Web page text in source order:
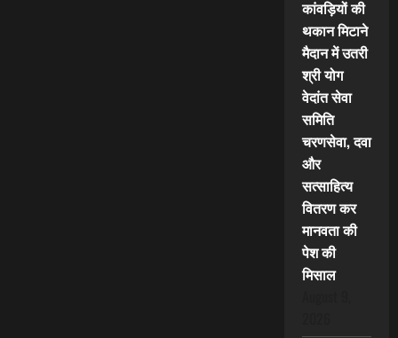
कांवड़ियों की
थकान मिटाने
मैदान में उतरी
श्री योग
वेदांत सेवा
समिति
चरणसेवा, दवा
और
सत्साहित्य
वितरण कर
मानवता की
पेश की
मिसाल